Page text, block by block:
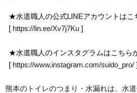
★水道職人の公式LINEアカウントはこ
[ https://lin.ee/Xv7j7Ku ]
★水道職人のインスタグラムはこちら
[ https://www.instagram.com/suido_pro/
熊本のトイレのつまり・水漏れは、水